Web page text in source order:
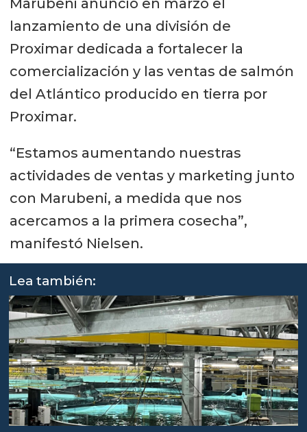
lanzamiento de una división de
Proximar dedicada a fortalecer la
comercialización y las ventas de salmón
del Atlántico producido en tierra por
Proximar.
“Estamos aumentando nuestras
actividades de ventas y marketing junto
con Marubeni, a medida que nos
acercamos a la primera cosecha”,
manifestó Nielsen.
Lea también: